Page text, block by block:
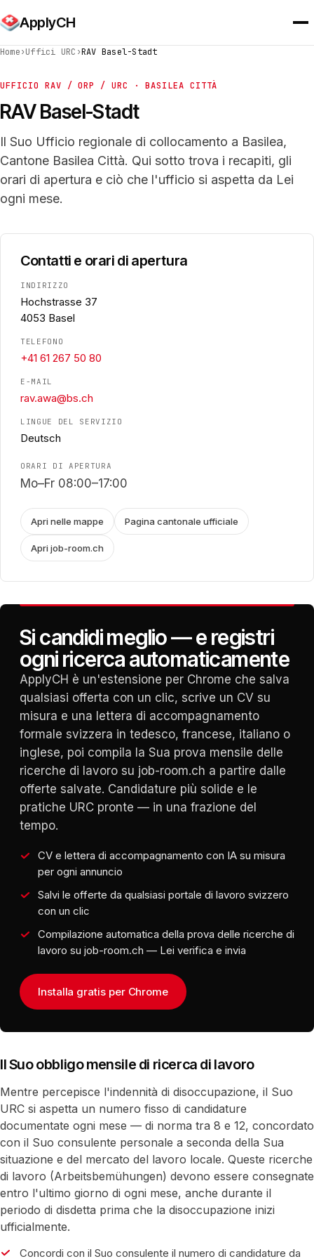
ApplyCH
Home›Uffici URC ›RAV Basel-Stadt
UFFICIO RAV / ORP / URC · BASILEA CITTÀ
RAV Basel-Stadt
Il Suo Ufficio regionale di collocamento a Basilea,
Cantone Basilea Città. Qui sotto trova i recapiti, gli
orari di apertura e ciò che l'ufficio si aspetta da Lei
ogni mese.
Contatti e orari di apertura
INDIRIZZO
Hochstrasse 37
4053 Basel
TELEFONO
+41 61 267 50 80
E-MAIL
rav.awa@bs.ch
LINGUE DEL SERVIZIO
Deutsch
ORARI DI APERTURA
Mo–Fr 08:00–17:00
Apri nelle mappe Pagina cantonale ufficiale
Apri job-room.ch
Si candidi meglio — e registri
ogni ricerca automaticamente
ApplyCH è un'estensione per Chrome che salva
qualsiasi offerta con un clic, scrive un CV su
misura e una lettera di accompagnamento
formale svizzera in tedesco, francese, italiano o
inglese, poi compila la Sua prova mensile delle
ricerche di lavoro su job-room.ch a partire dalle
offerte salvate. Candidature più solide e le
pratiche URC pronte — in una frazione del
tempo.
CV e lettera di accompagnamento con IA su misura
per ogni annuncio
Salvi le offerte da qualsiasi portale di lavoro svizzero
con un clic
Compilazione automatica della prova delle ricerche di
lavoro su job-room.ch — Lei verifica e invia
Installa gratis per Chrome
Il Suo obbligo mensile di ricerca di lavoro
Mentre percepisce l'indennità di disoccupazione, il Suo
URC si aspetta un numero fisso di candidature
documentate ogni mese — di norma tra 8 e 12, concordato
con il Suo consulente personale a seconda della Sua
situazione e del mercato del lavoro locale. Queste ricerche
di lavoro (Arbeitsbemühungen) devono essere consegnate
entro l'ultimo giorno di ogni mese, anche durante il
periodo di disdetta prima che la disoccupazione inizi
ufficialmente.
Concordi con il Suo consulente il numero di candidature da